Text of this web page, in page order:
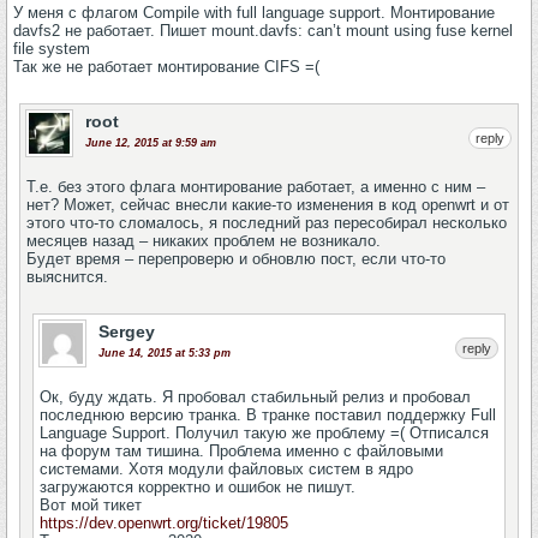
У меня с флагом Compile with full language support. Монтирование
davfs2 не работает. Пишет mount.davfs: can’t mount using fuse kernel
file system
Так же не работает монтирование CIFS =(
root
June 12, 2015 at 9:59 am
Т.е. без этого флага монтирование работает, а именно с ним –
нет? Может, сейчас внесли какие-то изменения в код openwrt и от
этого что-то сломалось, я последний раз пересобирал несколько
месяцев назад – никаких проблем не возникало.
Будет время – перепроверю и обновлю пост, если что-то
выяснится.
reply
Sergey
June 14, 2015 at 5:33 pm
Ок, буду ждать. Я пробовал стабильный релиз и пробовал
последнюю версию транка. В транке поставил поддержку Full
Language Support. Получил такую же проблему =( Отписался
на форум там тишина. Проблема именно с файловыми
системами. Хотя модули файловых систем в ядро
загружаются корректно и ошибок не пишут.
Вот мой тикет
https://dev.openwrt.org/ticket/19805
reply